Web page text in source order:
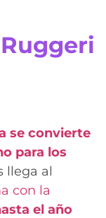
se convierte
para los
llega al
con la
el año